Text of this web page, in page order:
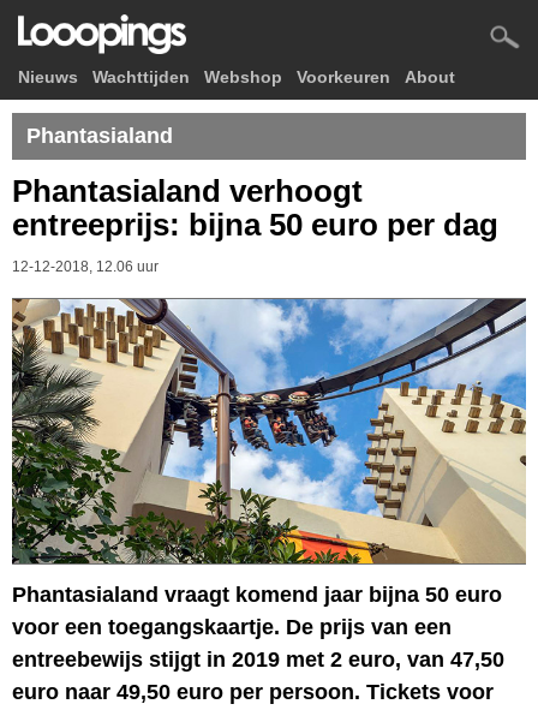
Nieuws Wachttijden Webshop Voorkeuren About
Phantasialand
Phantasialand verhoogt
entreeprijs: bijna 50 euro per dag
12-12-2018, 12.06 uur
Phantasialand vraagt komend jaar bijna 50 euro
voor een toegangskaartje. De prijs van een
entreebewijs stijgt in 2019 met 2 euro, van 47,50
euro naar 49,50 euro per persoon. Tickets voor